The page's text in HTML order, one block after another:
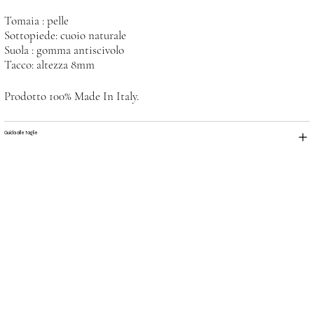
Tomaia : pelle
Sottopiede: cuoio naturale
Suola : gomma antiscivolo
Tacco: altezza 8mm
Prodotto 100% Made In Italy.
Guida alle taglie